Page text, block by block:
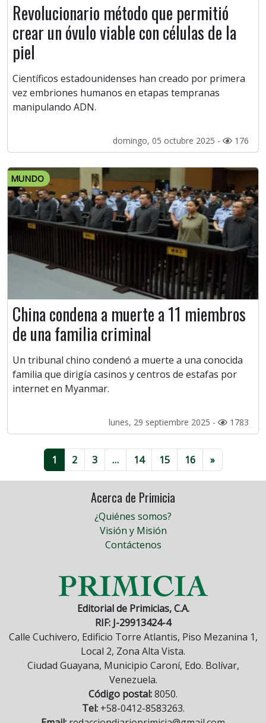
Revolucionario método que permitió
crear un óvulo viable con células de la
piel
Científicos estadounidenses han creado por primera
vez embriones humanos en etapas tempranas
manipulando ADN.
domingo, 05 octubre 2025 - 176
MUNDO
China condena a muerte a 11 miembros
de una familia criminal
Un tribunal chino condenó a muerte a una conocida
familia que dirigía casinos y centros de estafas por
internet en Myanmar.
lunes, 29 septiembre 2025 - 1783
1 2 3 … 14 15 16 »
Acerca de Primicia
¿Quiénes somos?
Visión y Misión
Contáctenos
Editorial de Primicias, C.A.
RIF: J-29913424-4
Calle Cuchivero, Edificio Torre Atlantis, Piso Mezanina 1,
Local 2, Zona Alta Vista.
Ciudad Guayana, Municipio Caroní, Edo. Bolívar,
Venezuela.
Código postal:8050.
Tel:+58-0412-8583263.